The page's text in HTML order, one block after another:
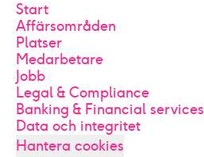
Start
Affärsområden
Platser
Medarbetare
Jobb
Legal & Compliance
Banking & Financial services
Data och integritet
Hantera cookies